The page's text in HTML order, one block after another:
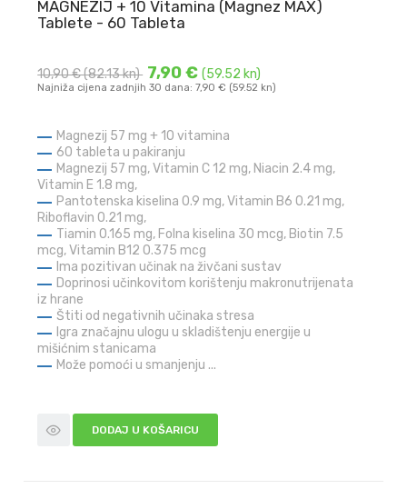
MAGNEZIJ + 10 Vitamina (Magnez MAX)
Tablete - 60 Tableta
10,90 €(82.13 kn) 7,90 €(59.52 kn)
Najniža cijena zadnjih 30 dana: 7,90 € (59.52 kn)
Magnezij 57 mg + 10 vitamina
60 tableta u pakiranju
Magnezij 57 mg, Vitamin C 12 mg, Niacin 2.4 mg,
Vitamin E 1.8 mg,
Pantotenska kiselina 0.9 mg, Vitamin B6 0.21 mg,
Riboflavin 0.21 mg,
Tiamin 0.165 mg, Folna kiselina 30 mcg, Biotin 7.5
mcg, Vitamin B12 0.375 mcg
Ima pozitivan učinak na živčani sustav
Doprinosi učinkovitom korištenju makronutrijenata
iz hrane
Štiti od negativnih učinaka stresa
Igra značajnu ulogu u skladištenju energije u
mišićnim stanicama
Može pomoći u smanjenju ...
DODAJ U KOŠARICU